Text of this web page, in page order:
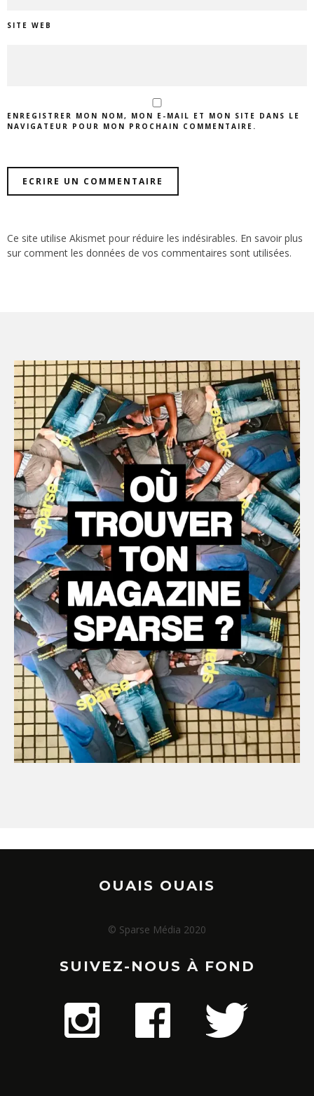
SITE WEB
ENREGISTRER MON NOM, MON E-MAIL ET MON SITE DANS LE
NAVIGATEUR POUR MON PROCHAIN COMMENTAIRE.
Ce site utilise Akismet pour réduire les indésirables. En savoir plus
sur comment les données de vos commentaires sont utilisées.
OUAIS OUAIS
© Sparse Média 2020
SUIVEZ-NOUS À FOND